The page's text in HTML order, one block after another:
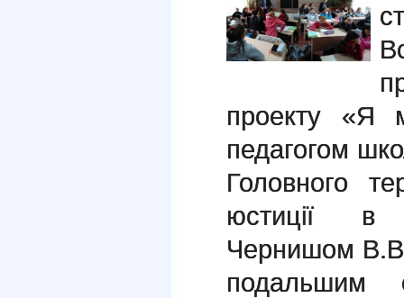
проекту «Я
педагогом
Головного
юстиції в
Чернишом
подальшим